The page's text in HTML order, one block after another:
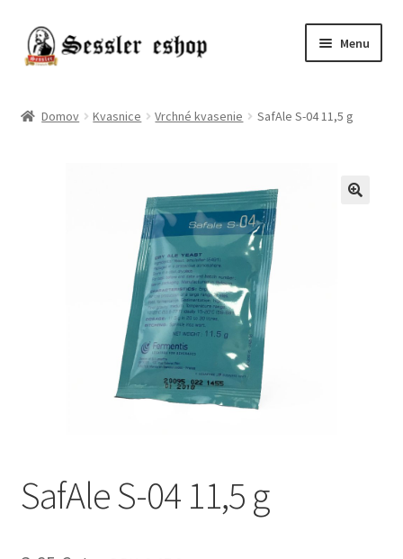
Menu
Domov Kvasnice Vrchné kvasenie SafAle S-04 11,5 g
SafAle S-04 11,5 g